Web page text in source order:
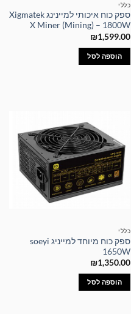
כללי
ספק כוח איכותי למיינינג Xigmatek
X Miner (Mining) – 1800W
₪1,599.00
הוספה לסל
כללי
ספק כוח מיוחד למייניג soeyi
1650W
₪1,350.00
הוספה לסל